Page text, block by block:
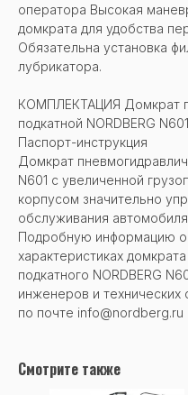
оператора Высокая
домкрата для удобства
Обязательна установка
лубрикатора.
КОМПЛЕКТАЦИЯ Домкрат
подкатной NORDBERG
Паспорт-инструкция
Домкрат
N601 с увеличенной
корпусом значительно
обслуживания
Подробную информацию
характеристиках
подкатного NORDBERG
инженеров и технических
по почте info@nordberg.ru
Смотрите также